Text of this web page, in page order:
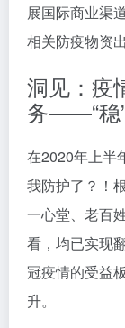
展国际商业渠
相关防疫物资
洞见：疫
务——“稳
在2020年上半
我防护了？！
一心堂、老百
看，均已实现
冠疫情的受益
升。